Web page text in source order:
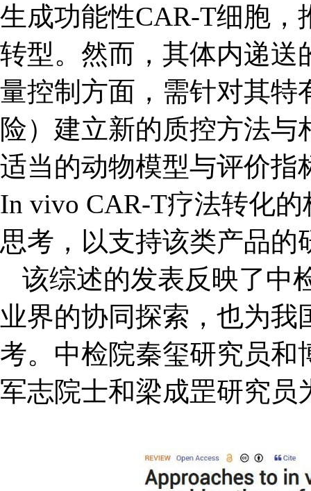
生成功能性CAR-T细胞，
转型。然而，其体内递送
量控制方面，需针对其特
险）建立新的质控方法
适当的动物模型与评价指
In vivo CAR-T疗法转化
思考，以支持该类产品的
该综述的发表反映了中
业界的协同探索，也为我
考。中检院秦玺研究员和
军志院士和梁成罡研究员